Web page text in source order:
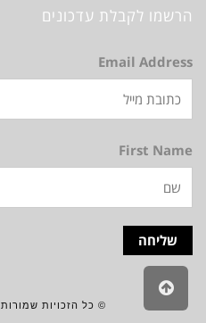
הרשמו לקבלת עדכונים
Email Address
First Name
© כל הזכויות שמורות 2024 למגזין PNIM
גלילה
לראש